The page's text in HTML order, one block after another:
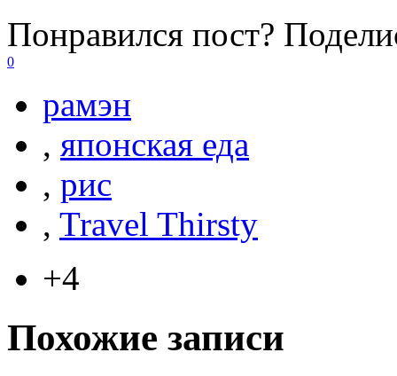
Понравился пост?
0
рамэн
, японская еда
, рис
, Travel Thirsty
+4
Похожие записи